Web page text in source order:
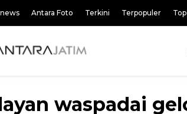
Antara Foto Terkini Terpopuler
waspadai